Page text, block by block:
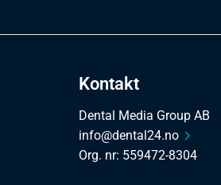
Kontakt
Dental Media Group AB
info@dental24.no
Org. nr: 559472-8304